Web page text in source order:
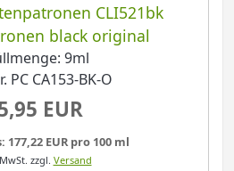
CLI521bk
black original
9ml
PC CA153-BK-O
EUR
177,22 EUR pro 100 ml
zzgl. Versand